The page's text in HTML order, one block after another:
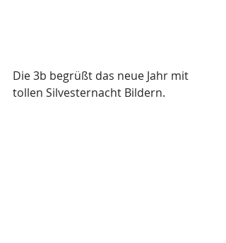
Die 3b begrüßt das neue Jahr mit
tollen Silvesternacht Bildern.